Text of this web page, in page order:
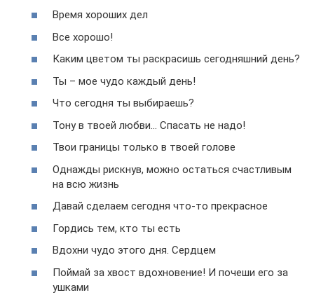
Время хороших дел
Все хорошо!
Каким цветом ты раскрасишь сегодняшний день?
Ты – мое чудо каждый день!
Что сегодня ты выбираешь?
Тону в твоей любви… Спасать не надо!
Твои границы только в твоей голове
Однажды рискнув, можно остаться счастливым
на всю жизнь
Давай сделаем сегодня что-то прекрасное
Гордись тем, кто ты есть
Вдохни чудо этого дня. Сердцем
Поймай за хвост вдохновение! И почеши его за
ушками